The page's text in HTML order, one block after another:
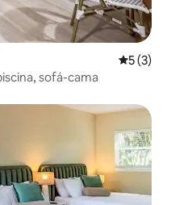
5 de
5 (3)
sofá-cama